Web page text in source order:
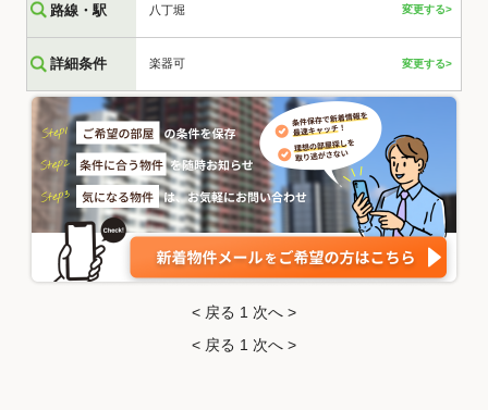
路線・駅 八丁堀 変更する>
詳細条件 楽器可 変更する>
< 戻る 1 次へ >
< 戻る 1 次へ >